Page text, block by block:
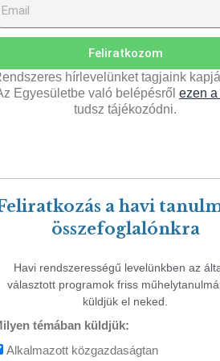
Feliratkozom
hírlevelünket tagjaink
Egyesületbe való belépésről ezen
tudsz tájékozódni.
a havi
összefoglalónkra
Havi rendszerességű levelünkben az
választott programok friss
küldjük el neked.
témában küldjük:
Alkalmazott közgazdaságtan